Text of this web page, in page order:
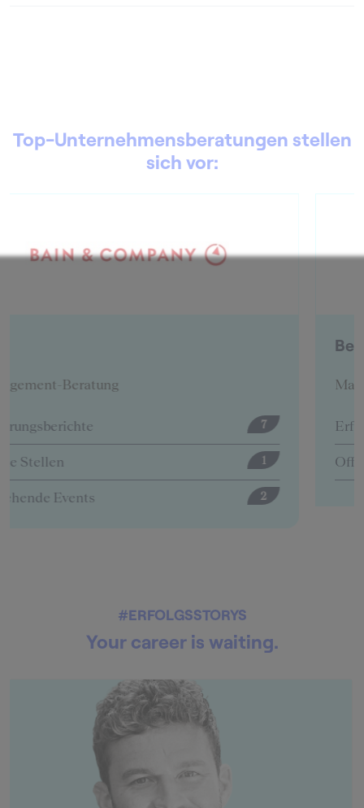
Top-Unternehmensberatungen stellen
sich vor:
Management-Beratung
Erfahrungsberichte
Offene Stellen
#ERFOLGSSTORYS
Your career is waiting.